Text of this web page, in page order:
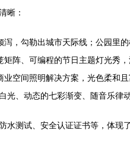
晰：
泻，勾勒出城市天际线；公园里
阵、可编程的节日主题灯光秀，
空间照明解决方案，光色柔和且
、动态的七彩渐变、随音乐律
水测试、安全认证证书等，体